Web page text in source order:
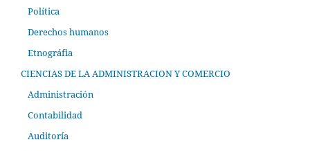
Política
Derechos humanos
Etnográfia
CIENCIAS DE LA ADMINISTRACION Y COMERCIO
Administración
Contabilidad
Auditoría